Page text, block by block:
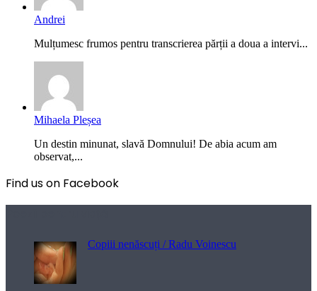
Andrei
Mulțumesc frumos pentru transcrierea părții a doua a intervi...
Mihaela Pleșea
Un destin minunat, slavă Domnului! De abia acum am
observat,...
Find us on Facebook
Copiii nenăscuți / Radu Voinescu